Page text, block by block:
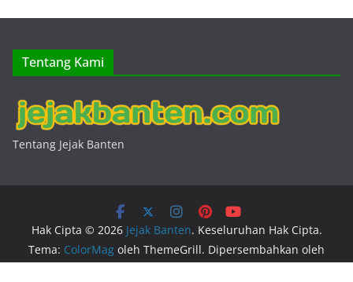
Tentang Kami
Tentang Jejak Banten
Hak Cipta © 2026 Jejak Banten. Keseluruhan Hak Cipta.
Tema: ColorMag oleh ThemeGrill. Dipersembahkan oleh